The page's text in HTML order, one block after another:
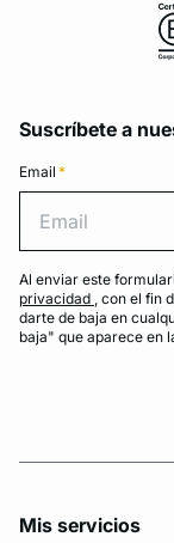
Suscríbete a
Email *
Al enviar este
privacidad , con el fin
darte de baja en
baja" que aparece en
Mis servicios